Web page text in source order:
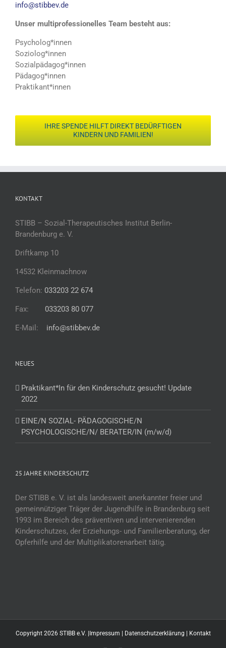
info@stibbev.de
Unser multiprofessionelles Team besteht aus:
Psycholog*innen
Soziolog*innen
Sozialpädagog*innen
Pädagog*innen
Praktikant*innen
IHRE SPENDE HILFT DIREKT BEDÜRFTIGEN
KINDERN UND FAMILIEN!
KONTAKT
STIBB – Sozial-Therapeutisches Institut Berlin-
Brandenburg e. V.
Driftkamp 10
14532 Kleinmachnow
Telefon: 033203 22 674
Fax: 033203 80 077
E-Mail: info@stibbev.de
NEUES
Praktikant*In für den Kinderschutz gesucht! Update
2022
EINE/N SOZIAL- PÄDAGOGISCHE/N
PSYCHOLOGISCHE/N/ BERATER/IN (m/w/d)
25 JAHRE KINDERSCHUTZ
Der STIBB e. V. ist als landesweit anerkannter freier und
gemeinnütziger Träger der Jugendhilfe in Brandenburg seit
1993 im Bereich des präventiven und intervenierenden
Kinderschutzes, der Erziehungs- und Familienberatung, der
Opferhilfe und der Multiplikatorenarbeit tätig.
Copyright 2026 STIBB e.V. | Impressum Datenschutzerklärung Kontakt